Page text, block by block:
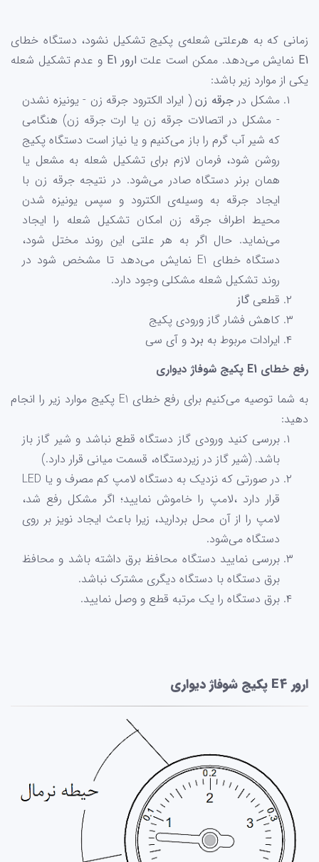
زمانی که به هرعلتی شعله‌ی پکیج تشکیل نشود، دستگاه خطای
E1 نمایش می‌دهد. ممکن است علت ارور E1 و عدم تشکیل شعله
یکی از موارد زیر باشد:
مشکل درجرقه زن( ایراد الکترود جرقه زن - یونیزه نشدن
- مشکل در اتصالات جرقه زن یا ارت جرقه زن) هنگامی
که شیر آب گرم را باز می‌کنیم و یا نیاز است دستگاه پکیج
روشن شود، فرمان لازم برای تشکیل شعله به مشعل یا
همان برنر دستگاه صادر می‌شود. در نتیجه جرقه زن با
ایجاد جرقه به وسیله‌ی الکترود و سپس یونیزه شدن
محیط اطراف جرقه زن امکان تشکیل شعله را ایجاد
می‌نماید. حال اگر به هر علتی این روند مختل شود،
دستگاه خطای E1 نمایش می‌دهد تا مشخص شود در
روند تشکیل شعله مشکلی وجود دارد.
قطعی گاز
کاهش فشار گاز ورودی پکیج
ایرادات مربوط به برد و آی سی
رفع خطای E1 پکیج شوفاژ دیواری
به شما توصیه می‌کنیم برای رفع خطای E1 پکیج موارد زیر را انجام
دهید:
بررسی کنید ورودی گاز دستگاه قطع نباشد و شیر گاز باز
باشد. (شیر گاز در زیردستگاه، قسمت میانی قرار دارد.)
در صورتی که نزدیک به دستگاه لامپ کم مصرف و یا LED
قرار دارد ،لامپ را خاموش نمایید؛ اگر مشکل رفع شد،
لامپ را از آن محل بردارید، زیرا باعث ایجاد نویز بر روی
دستگاه می‌شود.
بررسی نمایید دستگاه محافظ برق داشته باشد و محافظ
برق دستگاه با دستگاه دیگری مشترک نباشد.
برق دستگاه را یک مرتبه قطع و وصل نمایید.
ارور E4 پکیج شوفاژ دیواری